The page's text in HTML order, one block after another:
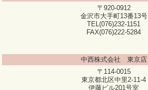
〒920-0912
金沢市大手町13番13号
TEL(076)232-1151
FAX(076)222-5284
中西株式会社 東京店
〒114-0015
東京都北区中里2-11-4
伊藤ビル201号室